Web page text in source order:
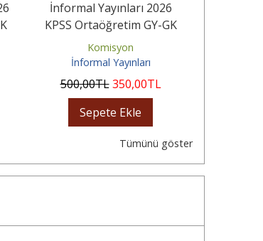
İnformal Yayınları 2026
KPSS Ortaöğretim GY-GK
ÖSYM Arşivi Çıkmış Karma...
Komisyon
İnformal Yayınları
500,00TL 350,00TL
Sepete Ekle
Tümünü göster